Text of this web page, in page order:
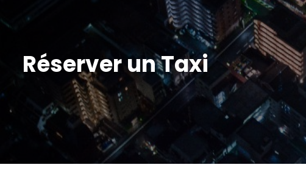
Réserver un Taxi